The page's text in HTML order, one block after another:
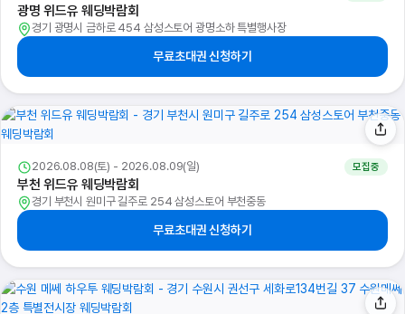
광명 위드유 웨딩박람회
경기 광명시 금하로 454 삼성스토어 광명소하 특별행사장
무료초대권 신청하기
2026.08.08(토) - 2026.08.09(일) 모집중
부천 위드유 웨딩박람회
경기 부천시 원미구 길주로 254 삼성스토어 부천중동
무료초대권 신청하기